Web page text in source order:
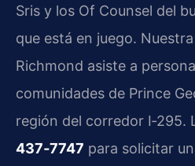
Sris y los Of Counsel del
que está en juego.
Richmond asiste a
comunidades de Prince
región del corredor I‑295.
437‑7747 para solicitar